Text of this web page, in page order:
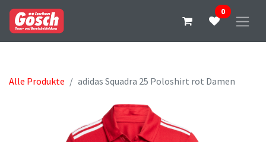
0
Alle Produkte adidas Squadra 25 Poloshirt rot Damen